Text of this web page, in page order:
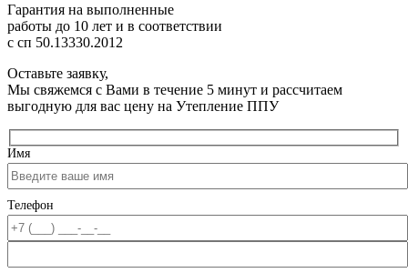
Гарантия на выполненные
работы до 10 лет и в соответствии
с сп 50.13330.2012
Оставьте заявку,
Мы свяжемся с Вами в течение 5 минут и рассчитаем
выгодную для вас цену на Утепление ППУ
Имя
Телефон